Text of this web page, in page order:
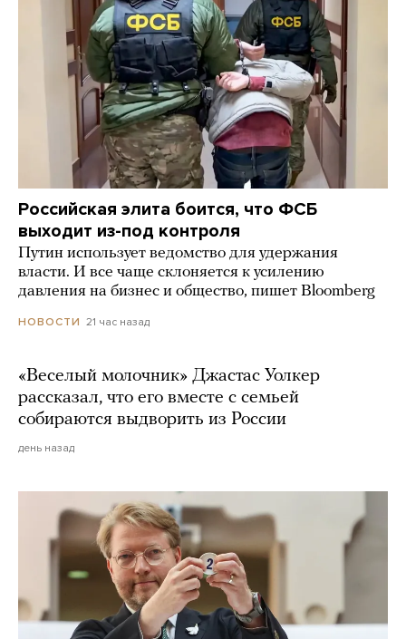
Российская элита боится, что ФСБ
выходит из-под контроля
Путин использует ведомство для удержания
власти. И все чаще склоняется к усилению
давления на бизнес и общество, пишет Bloomberg
НОВОСТИ 21 час назад
«Веселый молочник» Джастас Уолкер
рассказал, что его вместе с семьей
собираются выдворить из России
день назад